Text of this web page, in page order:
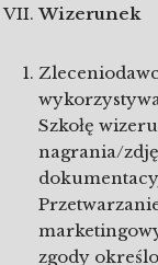
Wizerunek
Szkołę
nagrania/
zgody